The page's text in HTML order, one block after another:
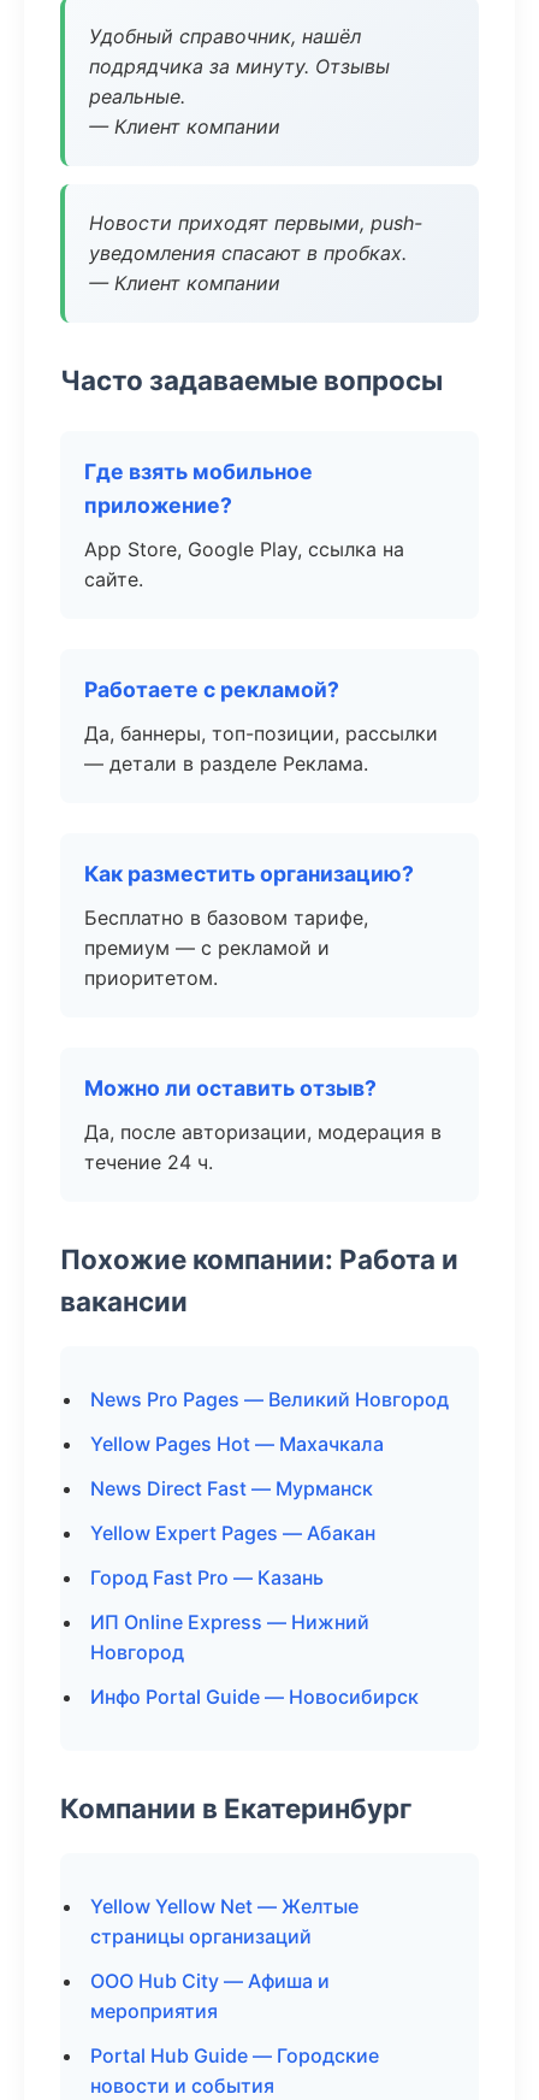
Удобный справочник, нашёл
подрядчика за минуту. Отзывы
реальные.
— Клиент компании
Новости приходят первыми, push-
уведомления спасают в пробках.
— Клиент компании
Часто задаваемые вопросы
Где взять мобильное
приложение?
App Store, Google Play, ссылка на
сайте.
Работаете с рекламой?
Да, баннеры, топ-позиции, рассылки
— детали в разделе Реклама.
Как разместить организацию?
Бесплатно в базовом тарифе,
премиум — с рекламой и
приоритетом.
Можно ли оставить отзыв?
Да, после авторизации, модерация в
течение 24 ч.
Похожие компании: Работа и
вакансии
News Pro Pages — Великий Новгород
Yellow Pages Hot — Махачкала
News Direct Fast — Мурманск
Yellow Expert Pages — Абакан
Город Fast Pro — Казань
ИП Online Express — Нижний
Новгород
Инфо Portal Guide — Новосибирск
Компании в Екатеринбург
Yellow Yellow Net — Желтые
страницы организаций
ООО Hub City — Афиша и
мероприятия
Portal Hub Guide — Городские
новости и события